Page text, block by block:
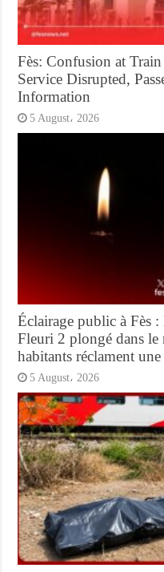
Fès: Confusion at
Service Disrupted,
Information
5 August، 2026
Éclairage public à Fès
Fleuri 2 plongé dans le
habitants réclament
5 August، 2026